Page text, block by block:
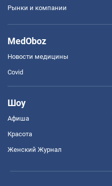
Рынки и компании
MedOboz
Новости медицины
Covid
Шоу
Афиша
Красота
Женский Журнал